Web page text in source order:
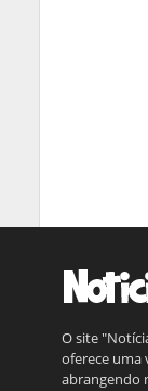
O site
oferece uma
abrangendo